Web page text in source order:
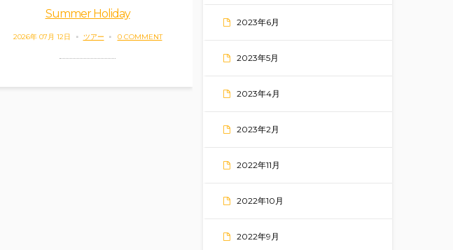
Summer Holiday
2026年 07月 12日 ツアー 0 COMMENT
2023年6月
2023年5月
2023年4月
2023年2月
2022年11月
2022年10月
2022年9月